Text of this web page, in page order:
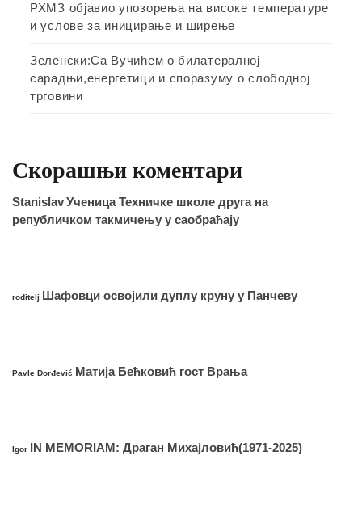
РХМЗ објавио упозорења на високе температуре
и услове за иницирање и ширење
Зеленски:Са Вучићем о билатералној
сарадњи,енергетици и споразуму о слободној
трговини
Скорашњи коментари
StanislavУченица Техничке школе друга на
републичком такмичењу у саобраћају
roditelj Шафовци освојили дуплу круну у Панчеву
Pavle Đorđević Матија Бећковић гост Врања
Igor IN MEMORIAM: Драган Михајловић(1971-2025)